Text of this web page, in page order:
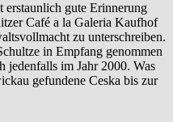
erstaunlich gute Erinnerung
Café a la Galeria Kaufhof
zu unterschreiben.
in Empfang genommen
jedenfalls im Jahr 2000. Was
gefundene Ceska bis zur